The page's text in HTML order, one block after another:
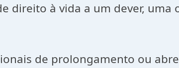
à vida a um dever, uma
de prolongamento ou